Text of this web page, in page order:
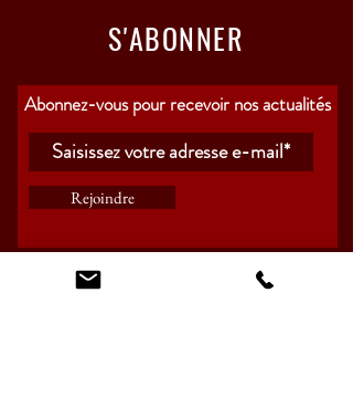
S'ABONNER
Abonnez-vous pour recevoir nos actualités
Rejoindre